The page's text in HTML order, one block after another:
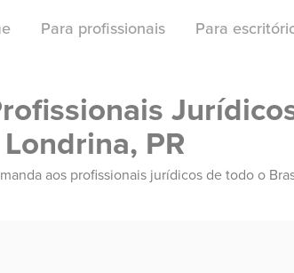
Para profissionais Para
Londrina, PR
aos profissionais jurídicos de todo o